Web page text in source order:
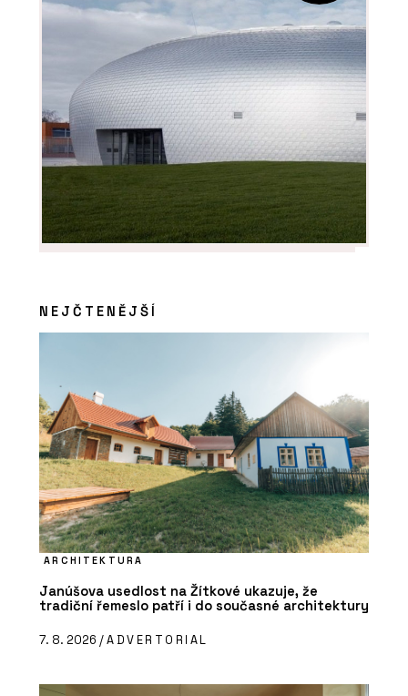
NEJČTENĚJŠÍ
ARCHITEKTURA
Janúšova usedlost na Žítkové ukazuje, že
tradiční řemeslo patří i do současné architektury
7. 8. 2026 /ADVERTORIAL